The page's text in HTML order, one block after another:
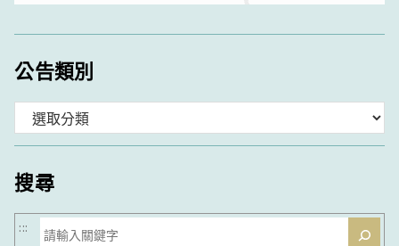
公告類別
類
搜尋
搜
:::